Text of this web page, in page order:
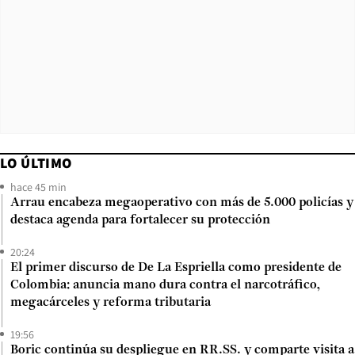
LO ÚLTIMO
hace 45 min
Arrau encabeza megaoperativo con más de 5.000 policías y
destaca agenda para fortalecer su protección
20:24
El primer discurso de De La Espriella como presidente de
Colombia: anuncia mano dura contra el narcotráfico,
megacárceles y reforma tributaria
19:56
Boric continúa su despliegue en RR.SS. y comparte visita a